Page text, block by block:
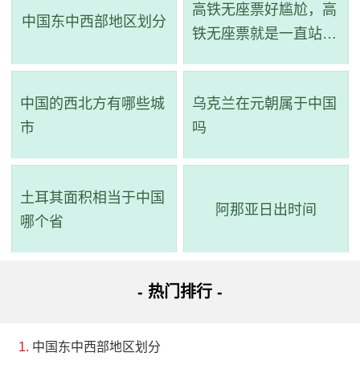
中国东中西部地区划分
高铁无座票好尴尬，高
铁无座票就是一直站着
中国的西北方有哪些城
市
乌克兰在元朝属于中国
吗
土耳其面积相当于中国
哪个省
阿那亚日出时间
- 热门排行 -
中国东中西部地区划分